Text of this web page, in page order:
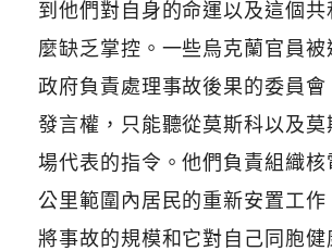
到他們對自身的命運以及這個
麼缺乏掌控。一些烏克蘭官員
政府負責處理事故後果的委員會
發言權，只能聽從莫斯科以及
場代表的指令。他們負責組織
公里範圍內居民的重新安置工
將事故的規模和它對自己同胞健